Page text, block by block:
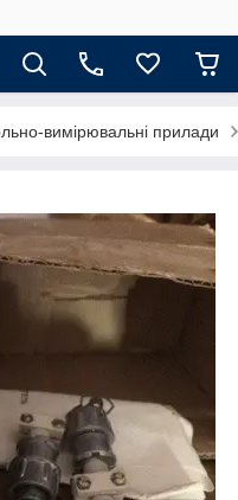
вимірювальні прилади